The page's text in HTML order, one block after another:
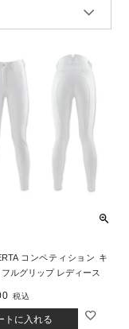
コンペティション キ
ルグリップ レディース
税込
トに入れる